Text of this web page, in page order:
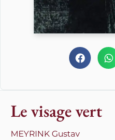
Le visage vert
MEYRINK Gustav